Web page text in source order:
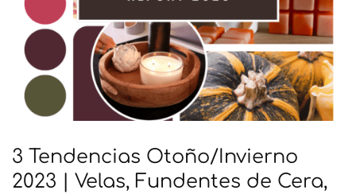
3 Tendencias Otoño/Invierno
2023 | Velas, Fundentes de Cera,